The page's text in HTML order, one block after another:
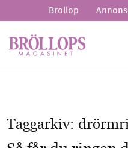
Bröllop
Taggarkiv: